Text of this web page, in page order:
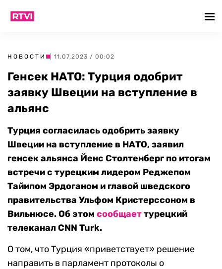
НОВОСТИ | 11.07.2023 / 00:02
Генсек НАТО: Турция одобрит
заявку Швеции на вступление в
альянс
Турция согласилась одобрить заявку
Швеции на вступление в НАТО, заявил
генсек альянса Йенс Столтенберг по итогам
встречи с турецким лидером Реджепом
Тайипом Эрдоганом и главой шведского
правительства Ульфом Кристерссоном в
Вильнюсе. Об этом сообщаеттурецкий
телеканал CNN Turk.
О том, что Турция «приветствует» решение
направить в парламент протоколы о